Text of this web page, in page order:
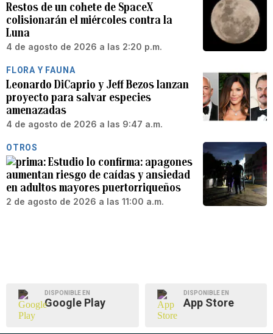
Restos de un cohete de SpaceX
colisionarán el miércoles contra la
Luna
4 de agosto de 2026 a las 2:20 p.m.
FLORA Y FAUNA
Leonardo DiCaprio y Jeff Bezos lanzan
proyecto para salvar especies
amenazadas
4 de agosto de 2026 a las 9:47 a.m.
OTROS
Estudio lo confirma: apagones
aumentan riesgo de caídas y ansiedad
en adultos mayores puertorriqueños
2 de agosto de 2026 a las 11:00 a.m.
DISPONIBLE EN
Google Play
DISPONIBLE EN
App Store